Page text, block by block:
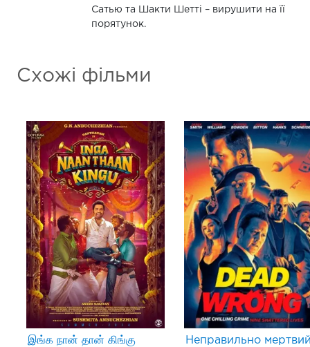
Сатью та Шакти Шетті – вирушити на її
порятунок.
Схожі фільми
இங்க நான் தான் கிங்கு Неправильно